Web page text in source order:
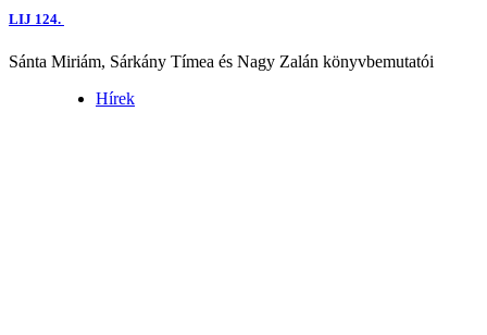
LIJ 124.
Sánta Miriám, Sárkány Tímea és Nagy Zalán könyvbemutatói
Hírek